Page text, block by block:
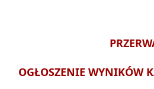
OGŁOSZENIE WYNIKÓW